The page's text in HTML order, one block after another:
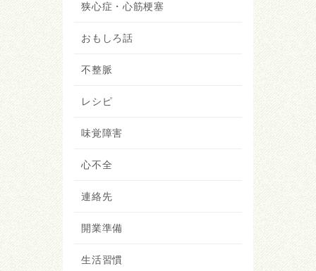
狭心症・心筋梗塞
おもしろ話
不整脈
レシピ
味覚障害
心不全
連絡先
開業準備
生活習慣